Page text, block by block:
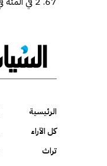
الرئيسية
كل الآراء
تراث